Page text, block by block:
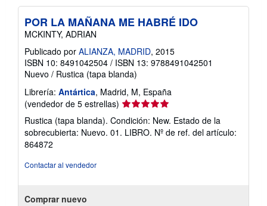
POR LA MAÑANA ME HABRÉ IDO
MCKINTY, ADRIAN
Publicado por ALIANZA, MADRID, 2015
ISBN 10: 8491042504 / ISBN 13: 9788491042501
Nuevo / Rustica (tapa blanda)
Librería: Antártica, Madrid, M, España
(vendedor de 5 estrellas) Calificación
del
vendedor:
5
Rustica (tapa blanda). Condición: New. Estado de la
sobrecubierta: Nuevo. 01. LIBRO. Nº de ref. del artículo:
864872
Contactar al vendedor
Comprar nuevo